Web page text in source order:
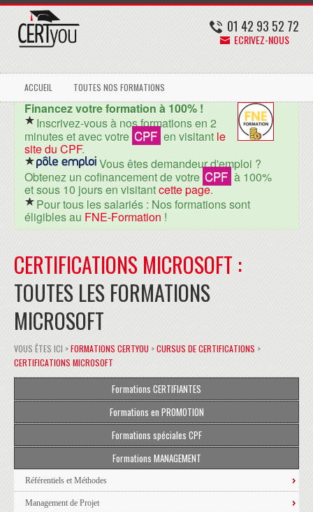
01 42 93 52 72
ECRIVEZ-NOUS
ACCUEIL TOUTES NOS FORMATIONS
Financez votre formation à 100% !
Inscrivez-vous à nos formations en 2
minutes et avec votre CPF en visitant le
site du CPF.
Vous êtes demandeur d'emploi ?
Obtenez un cofinancement de votre CPF à 100%
et sous 10 jours en visitantcette page.
Pour tous les salariés : Nos formations sont
éligibles au FNE-Formation !
CERTIFICATIONS MICROSOFT :
TOUTES LES FORMATIONS
MICROSOFT
VOUS ÊTES ICI >FORMATIONS CERTYOU >CURSUS DE CERTIFICATIONS >
CERTIFICATIONS MICROSOFT
Formations CERTIFIANTES
Formations en PROMOTION
Formations spéciales CPF
Formations MANAGEMENT
Référentiels et Méthodes
Management de Projet